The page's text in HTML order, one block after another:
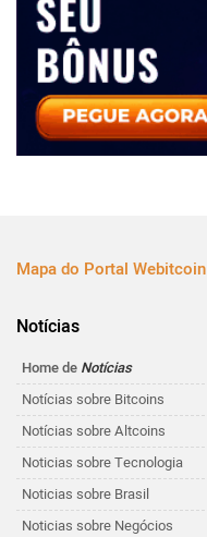
Mapa do Portal Webitcoin
Notícias
Home de Notícias
Notícias sobre Bitcoins
Notícias sobre Altcoins
Noticias sobre Tecnologia
Noticias sobre Brasil
Noticias sobre Negócios